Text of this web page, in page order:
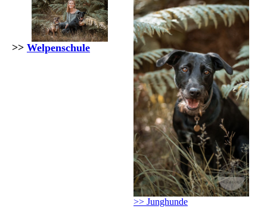
>> Welpenschule
>> Junghunde